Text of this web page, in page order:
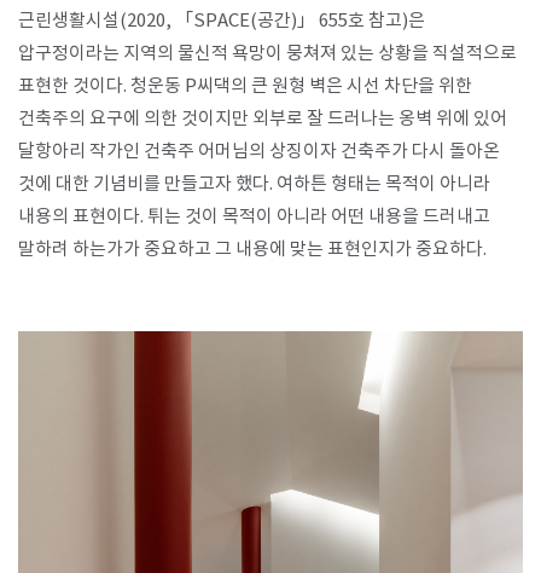
근린생활시설(2020, 「SPACE(공간)」 655호 참고)은
압구정이라는 지역의 물신적 욕망이 뭉쳐져 있는 상황을 직설적으로
표현한 것이다. 청운동 P씨댁의 큰 원형 벽은 시선 차단을 위한
건축주의 요구에 의한 것이지만 외부로 잘 드러나는 옹벽 위에 있어
달항아리 작가인 건축주 어머님의 상징이자 건축주가 다시 돌아온
것에 대한 기념비를 만들고자 했다. 여하튼 형태는 목적이 아니라
내용의 표현이다. 튀는 것이 목적이 아니라 어떤 내용을 드러내고
말하려 하는가가 중요하고 그 내용에 맞는 표현인지가 중요하다.